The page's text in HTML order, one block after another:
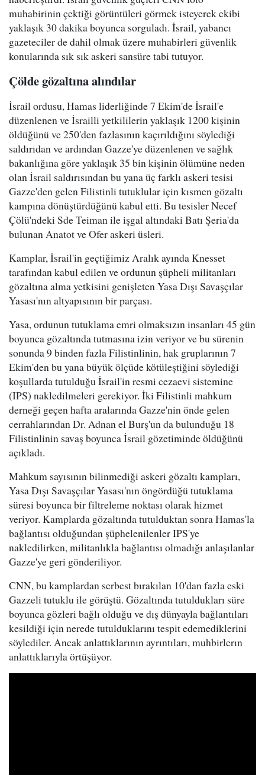
muhabirinin çektiği görüntüleri görmek isteyerek ekibi
yaklaşık 30 dakika boyunca sorguladı. İsrail, yabancı
gazeteciler de dahil olmak üzere muhabirleri güvenlik
konularında sık sık askeri sansüre tabi tutuyor.
Çölde gözaltına alındılar
İsrail ordusu, Hamas liderliğinde 7 Ekim'de İsrail'e
düzenlenen ve İsrailli yetkililerin yaklaşık 1200 kişinin
öldüğünü ve 250'den fazlasının kaçırıldığını söylediği
saldırıdan ve ardından Gazze'ye düzenlenen ve sağlık
bakanlığına göre yaklaşık 35 bin kişinin ölümüne neden
olan İsrail saldırısından bu yana üç farklı askeri tesisi
Gazze'den gelen Filistinli tutuklular için kısmen gözaltı
kampına dönüştürdüğünü kabul etti. Bu tesisler Necef
Çölü'ndeki Sde Teiman ile işgal altındaki Batı Şeria'da
bulunan Anatot ve Ofer askeri üsleri.
Kamplar, İsrail'in geçtiğimiz Aralık ayında Knesset
tarafından kabul edilen ve ordunun şüpheli militanları
gözaltına alma yetkisini genişleten Yasa Dışı Savaşçılar
Yasası'nın altyapısının bir parçası.
Yasa, ordunun tutuklama emri olmaksızın insanları 45 gün
boyunca gözaltında tutmasına izin veriyor ve bu sürenin
sonunda 9 binden fazla Filistinlinin, hak gruplarının 7
Ekim'den bu yana büyük ölçüde kötüleştiğini söylediği
koşullarda tutulduğu İsrail'in resmi cezaevi sistemine
(IPS) nakledilmeleri gerekiyor. İki Filistinli mahkum
derneği geçen hafta aralarında Gazze'nin önde gelen
cerrahlarından Dr. Adnan el Burş'un da bulunduğu 18
Filistinlinin savaş boyunca İsrail gözetiminde öldüğünü
açıkladı.
Mahkum sayısının bilinmediği askeri gözaltı kampları,
Yasa Dışı Savaşçılar Yasası'nın öngördüğü tutuklama
süresi boyunca bir filtreleme noktası olarak hizmet
veriyor. Kamplarda gözaltında tutulduktan sonra Hamas'la
bağlantısı olduğundan şüphelenilenler IPS'ye
nakledilirken, militanlıkla bağlantısı olmadığı anlaşılanlar
Gazze'ye geri gönderiliyor.
CNN, bu kamplardan serbest bırakılan 10'dan fazla eski
Gazzeli tutuklu ile görüştü. Gözaltında tutuldukları süre
boyunca gözleri bağlı olduğu ve dış dünyayla bağlantıları
kesildiği için nerede tutulduklarını tespit edemediklerini
söylediler. Ancak anlattıklarının ayrıntıları, muhbirlerın
anlattıklarıyla örtüşüyor.